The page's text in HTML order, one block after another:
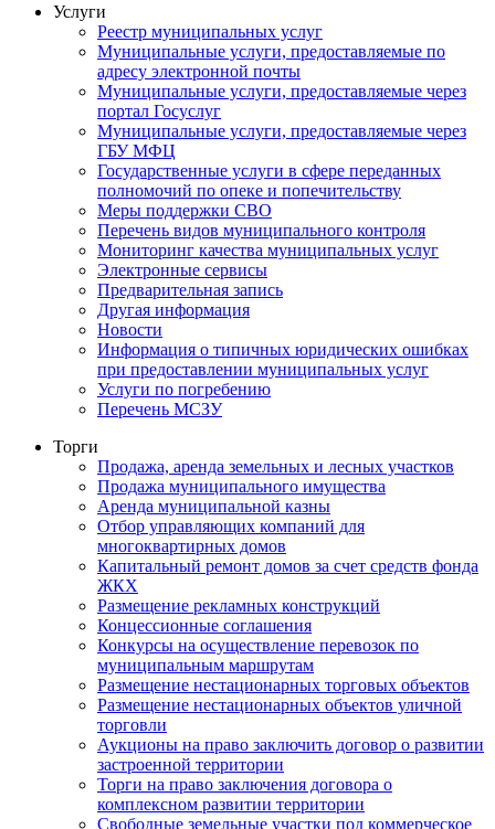
Услуги
Реестр муниципальных услуг
Муниципальные услуги, предоставляемые по
адресу электронной почты
Муниципальные услуги, предоставляемые через
портал Госуслуг
Муниципальные услуги, предоставляемые через
ГБУ МФЦ
Государственные услуги в сфере переданных
полномочий по опеке и попечительству
Меры поддержки СВО
Перечень видов муниципального контроля
Мониторинг качества муниципальных услуг
Электронные сервисы
Предварительная запись
Другая информация
Новости
Информация о типичных юридических ошибках
при предоставлении муниципальных услуг
Услуги по погребению
Перечень МСЗУ
Торги
Продажа, аренда земельных и лесных участков
Продажа муниципального имущества
Аренда муниципальной казны
Отбор управляющих компаний для
многоквартирных домов
Капитальный ремонт домов за счет средств фонда
ЖКХ
Размещение рекламных конструкций
Концессионные соглашения
Конкурсы на осуществление перевозок по
муниципальным маршрутам
Размещение нестационарных торговых объектов
Размещение нестационарных объектов уличной
торговли
Аукционы на право заключить договор о развитии
застроенной территории
Торги на право заключения договора о
комплексном развитии территории
Свободные земельные участки под коммерческое